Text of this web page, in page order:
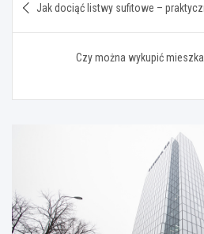
wpisu
Jak dociąć listwy sufitowe –
Czy można wykupić